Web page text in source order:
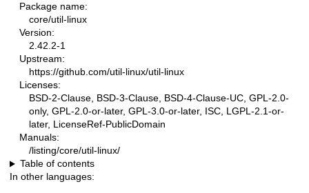
Package name:
core/util-linux
Version:
2.42.2-1
Upstream:
https://github.com/util-linux/util-linux
Licenses:
BSD-2-Clause, BSD-3-Clause, BSD-4-Clause-UC, GPL-2.0-
only, GPL-2.0-or-later, GPL-3.0-or-later, ISC, LGPL-2.1-or-
later, LicenseRef-PublicDomain
Manuals:
/listing/core/util-linux/
Table of contents
In other languages: